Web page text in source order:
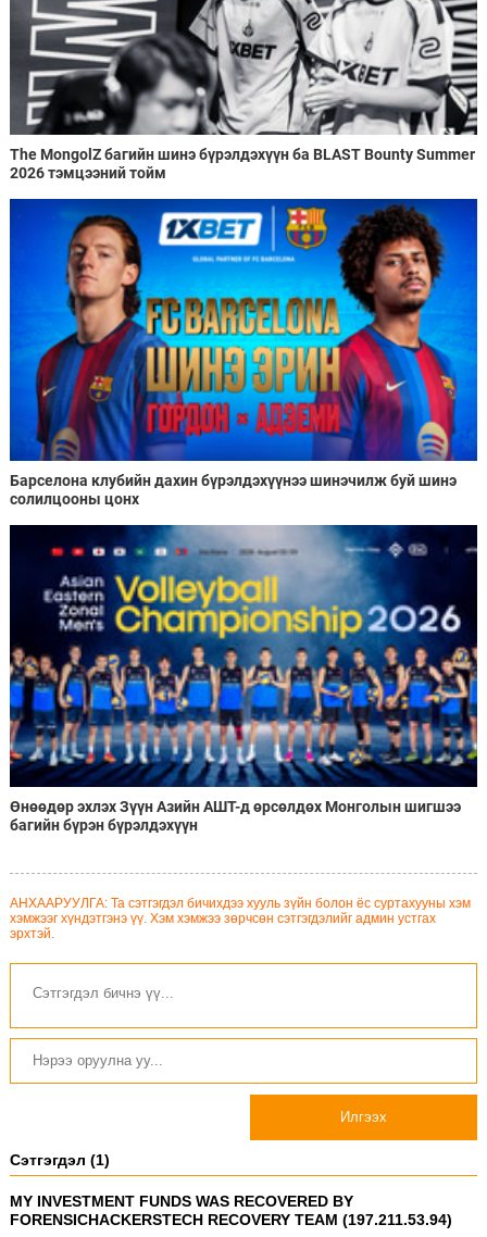
The MongolZ багийн шинэ бүрэлдэхүүн ба BLAST Bounty Summer
2026 тэмцээний тойм
Барселона клубийн дахин бүрэлдэхүүнээ шинэчилж буй шинэ
солилцооны цонх
Өнөөдөр эхлэх Зүүн Азийн АШТ-д өрсөлдөх Монголын шигшээ
багийн бүрэн бүрэлдэхүүн
АНХААРУУЛГА: Та сэтгэгдэл бичихдээ хууль зүйн болон ёс суртахууны хэм
хэмжээг хүндэтгэнэ үү. Хэм хэмжээ зөрчсөн сэтгэгдэлийг админ устгах
эрхтэй.
Илгээх
Сэтгэгдэл (1)
MY INVESTMENT FUNDS WAS RECOVERED BY
FORENSICHACKERSTECH RECOVERY TEAM (197.211.53.94)